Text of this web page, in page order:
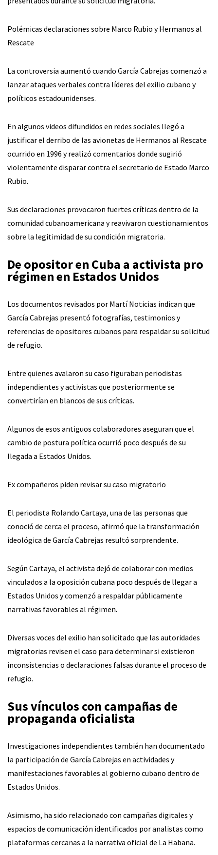
Polémicas declaraciones sobre Marco Rubio y Hermanos al
Rescate
La controversia aumentó cuando García Cabrejas comenzó a
lanzar ataques verbales contra líderes del exilio cubano y
políticos estadounidenses.
En algunos videos difundidos en redes sociales llegó a
justificar el derribo de las avionetas de Hermanos al Rescate
ocurrido en 1996 y realizó comentarios donde sugirió
violentamente disparar contra el secretario de Estado Marco
Rubio.
Sus declaraciones provocaron fuertes críticas dentro de la
comunidad cubanoamericana y reavivaron cuestionamientos
sobre la legitimidad de su condición migratoria.
De opositor en Cuba a activista pro
régimen en Estados Unidos
Los documentos revisados por Martí Noticias indican que
García Cabrejas presentó fotografías, testimonios y
referencias de opositores cubanos para respaldar su solicitud
de refugio.
Entre quienes avalaron su caso figuraban periodistas
independientes y activistas que posteriormente se
convertirían en blancos de sus críticas.
Algunos de esos antiguos colaboradores aseguran que el
cambio de postura política ocurrió poco después de su
llegada a Estados Unidos.
Ex compañeros piden revisar su caso migratorio
El periodista Rolando Cartaya, una de las personas que
conoció de cerca el proceso, afirmó que la transformación
ideológica de García Cabrejas resultó sorprendente.
Según Cartaya, el activista dejó de colaborar con medios
vinculados a la oposición cubana poco después de llegar a
Estados Unidos y comenzó a respaldar públicamente
narrativas favorables al régimen.
Diversas voces del exilio han solicitado que las autoridades
migratorias revisen el caso para determinar si existieron
inconsistencias o declaraciones falsas durante el proceso de
refugio.
Sus vínculos con campañas de
propaganda oficialista
Investigaciones independientes también han documentado
la participación de García Cabrejas en actividades y
manifestaciones favorables al gobierno cubano dentro de
Estados Unidos.
Asimismo, ha sido relacionado con campañas digitales y
espacios de comunicación identificados por analistas como
plataformas cercanas a la narrativa oficial de La Habana.